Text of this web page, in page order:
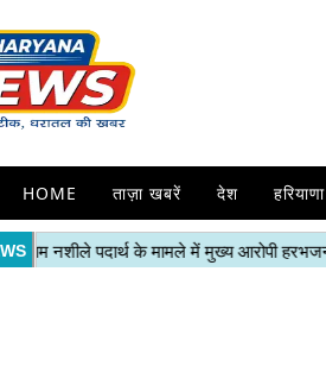
HOME ताज़ा खबरें देश हरियाणा